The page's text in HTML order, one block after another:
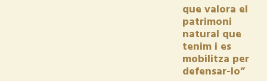
que valora el
patrimoni
natural que
tenim i es
mobilitza per
defensar-lo”